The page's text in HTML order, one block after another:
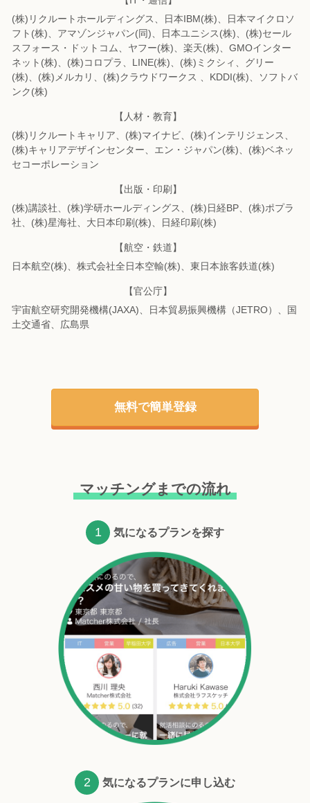
(株)リクルートホールディングス、日本IBM(株)、日本マイクロソ
フト(株)、 アマゾンジャパン(同)、日本ユニシス(株)、(株)セール
スフォース・ドットコム、 ヤフー(株)、楽天(株)、GMOインター
ネット(株)、(株)コロプラ、LINE(株)、 (株)ミクシィ、グリー
(株)、(株)メルカリ、(株)クラウドワークス 、KDDI(株)、
ソフトバ
ンク(株)
【人材・教育】
(株)リクルートキャリア、(株)マイナビ、(株)インテリジェンス、
(株)キャリアデザインセンター、エン・ジャパン(株)、(株)ベネッ
セコーポレーション
【出版・印刷】
(株)講談社、(株)学研ホールディングス、(株)日経BP、(株)ポプラ
社、(株)星海社、 大日本印刷(株)、日経印刷(株)
【航空・鉄道】
日本航空(株)、株式会社全日本空輸(株)、東日本旅客鉄道(株)
【官公庁】
宇宙航空研究開発機構(JAXA)、日本貿易振興機構（JETRO）、国
土交通省、広島県
無料で簡単登録
マッチングまでの流れ
1 気になるプランを探す
2 気になるプランに申し込む